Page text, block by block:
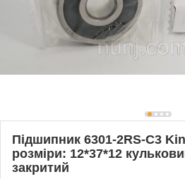
Підшипник 6301-2RS-C3
розміри: 12*37*12
закритий